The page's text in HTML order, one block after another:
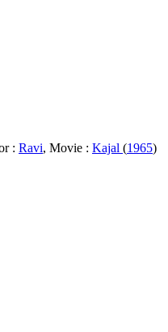
: Ravi, Movie : Kajal (1965)